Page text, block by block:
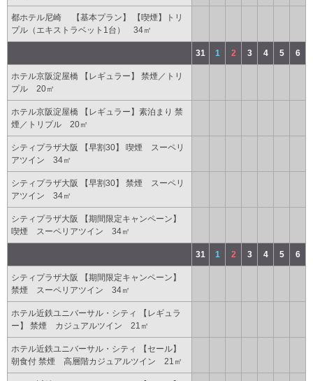
都ホテル尼崎 【基本プラン】 【喫煙】トリ
プル（エキストラベット1台） 34㎡
31 1 2 3 4 5 6
ホテル京阪淀屋橋 【レギュラー】 禁煙／トリ
プル 20㎡
ホテル京阪淀屋橋 【レギュラー】素泊まり 禁
煙／トリプル 20㎡
シティプラザ大阪 【早割30】 喫煙 スーペリ
アツイン 34㎡
シティプラザ大阪 【早割30】 禁煙 スーペリ
アツイン 34㎡
シティプラザ大阪 【期間限定キャンペーン】
喫煙 スーペリアツイン 34㎡
31 1 2 3 4 5 6
シティプラザ大阪 【期間限定キャンペーン】
禁煙 スーペリアツイン 34㎡
ホテル近鉄ユニバーサル・シティ 【レギュラ
ー】 禁煙 カジュアルツイン 21㎡
ホテル近鉄ユニバーサル・シティ 【セール】
朝食付 禁煙 高層階カジュアルツイン 21㎡